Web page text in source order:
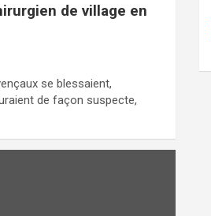
de village en
se blessaient,
de façon suspecte,